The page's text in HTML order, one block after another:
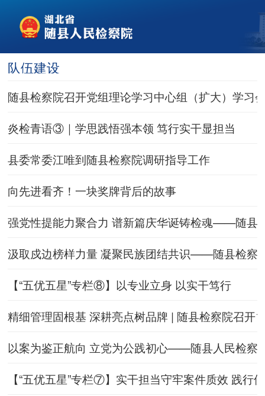
队伍建设
随县检察院召开党组理论学习中心组（扩大）学习
炎检青语③｜学思践悟强本领 笃行实干显担当
县委常委江唯到随县检察院调研指导工作
向先进看齐！一块奖牌背后的故事
强党性提能力聚合力 谱新篇庆华诞铸检魂——随县
汲取戍边榜样力量 凝聚民族团结共识——随县检察
【“五优五星”专栏⑧】以专业立身 以实干笃行
精细管理固根基 深耕亮点树品牌 | 随县检察院召开
以案为鉴正航向 立党为公践初心——随县人民检察
【“五优五星”专栏⑦】实干担当守牢案件质效 践行